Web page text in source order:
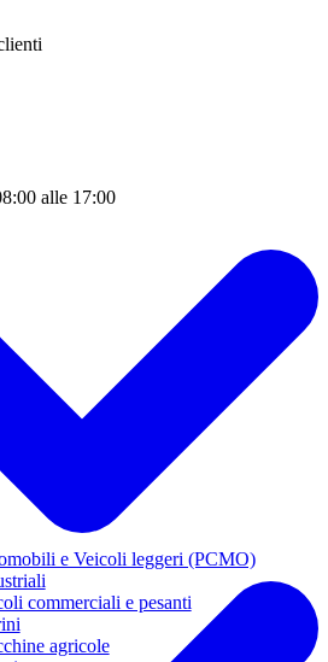
alle 17:00
e Veicoli leggeri (PCMO)
commerciali e pesanti
agricole